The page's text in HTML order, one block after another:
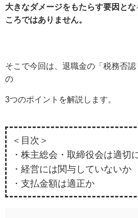
大きなダメージをもたらす要因と
ころではありません。
そこで今回は、退職金の「税務否
の
3つのポイントを解説します。
＜目次＞
・株主総会・取締役会は適切
・経営には関与していないか
・支払金額は適正か